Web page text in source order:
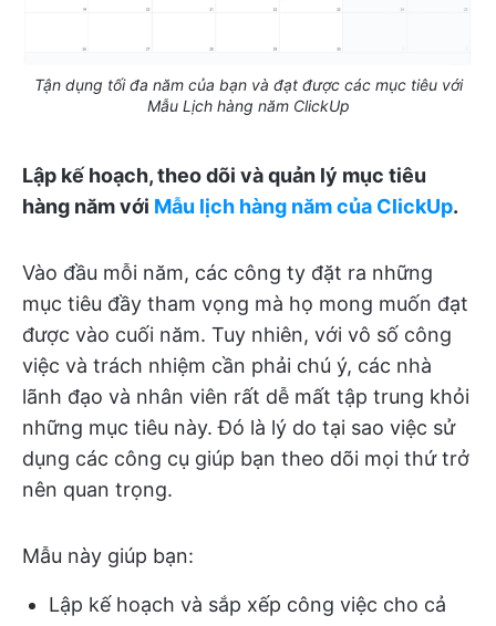
Tận dụng tối đa năm của bạn và đạt được các mục tiêu với
Mẫu Lịch hàng năm ClickUp
Lập kế hoạch, theo dõi và quản lý mục tiêu
hàng năm với Mẫu lịch hàng năm của ClickUp.
Vào đầu mỗi năm, các công ty đặt ra những
mục tiêu đầy tham vọng mà họ mong muốn đạt
được vào cuối năm. Tuy nhiên, với vô số công
việc và trách nhiệm cần phải chú ý, các nhà
lãnh đạo và nhân viên rất dễ mất tập trung khỏi
những mục tiêu này. Đó là lý do tại sao việc sử
dụng các công cụ giúp bạn theo dõi mọi thứ trở
nên quan trọng.
Mẫu này giúp bạn:
Lập kế hoạch và sắp xếp công việc cho cả